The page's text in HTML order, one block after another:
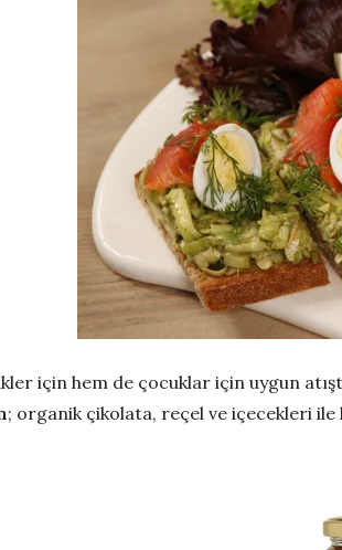
için hem de çocuklar için uygun
; organik çikolata, reçel ve içecekleri